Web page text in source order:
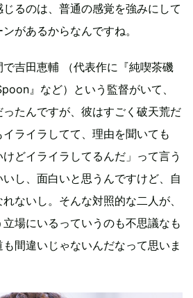
るのは、普通の感覚を強みにして
があるからなんですね。
で吉田恵輔 （代表作に『純喫茶磯
』など）という監督がいて、
たんですが、彼はすごく破天荒だ
ライラしてて、理由を聞いても
けどイライラしてるんだ」って言う
し、面白いと思うんですけど、自
ないし。そんな対照的な二人が、
場にいるっていうのも不思議なも
間違いじゃないんだなって思いま